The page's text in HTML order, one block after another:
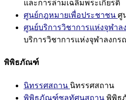
และการล่ามเฉลิมพระเกียรติ
ศูนย์กฎหมายเพื่อประชาชน ศู
ศูนย์บริการวิชาการแห่งจุฬา
บริการวิชาการแห่งจุฬาลงก
พิพิธภัณฑ์
นิทรรศสถาน นิทรรศสถาน
พิพิธภัณฑ์ชลทัศนสถาน พิพิธ